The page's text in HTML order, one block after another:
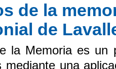
de la
de
la Memoria es un
mediante una